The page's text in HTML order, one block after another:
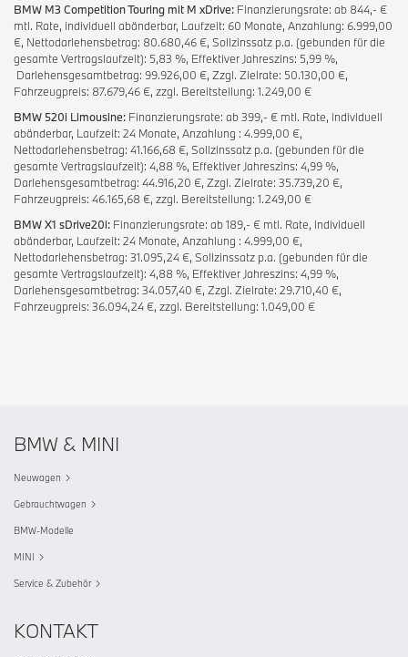
BMW M3 Competition Touring mit M xDrive: Finanzierungsrate: ab 844,- €
mtl. Rate, individuell abänderbar, Laufzeit: 60 Monate, Anzahlung: 6.999,00
€, Nettodarlehensbetrag: 80.680,46 €, Sollzinssatz p.a. (gebunden für die
gesamte Vertragslaufzeit): 5,83 %, Effektiver Jahreszins: 5,99 %,
Darlehensgesamtbetrag: 99.926,00 €, Zzgl. Zielrate: 50.130,00 €,
Fahrzeugpreis: 87.679,46 €, zzgl. Bereitstellung: 1.249,00 €
BMW 520i Limousine: Finanzierungsrate: ab 399,- € mtl. Rate, individuell
abänderbar, Laufzeit: 24 Monate, Anzahlung : 4.999,00 €,
Nettodarlehensbetrag: 41.166,68 €, Sollzinssatz p.a. (gebunden für die
gesamte Vertragslaufzeit): 4,88 %, Effektiver Jahreszins: 4,99 %,
Darlehensgesamtbetrag: 44.916,20 €, Zzgl. Zielrate: 35.739,20 €,
Fahrzeugpreis: 46.165,68 €, zzgl. Bereitstellung: 1.249,00 €
BMW X1 sDrive20i: Finanzierungsrate: ab 189,- € mtl. Rate, individuell
abänderbar, Laufzeit: 24 Monate, Anzahlung : 4.999,00 €,
Nettodarlehensbetrag: 31.095,24 €, Sollzinssatz p.a. (gebunden für die
gesamte Vertragslaufzeit): 4,88 %, Effektiver Jahreszins: 4,99 %,
Darlehensgesamtbetrag: 34.057,40 €, Zzgl. Zielrate: 29.710,40 €,
Fahrzeugpreis: 36.094,24 €, zzgl. Bereitstellung: 1.049,00 €
BMW & MINI
Neuwagen
Gebrauchtwagen
BMW-Modelle
MINI
Service & Zubehör
KONTAKT